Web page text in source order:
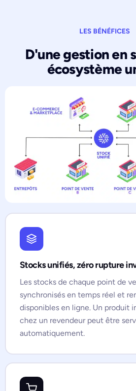
LES BÉNÉFICES
D'une gestion en
écosystème
Stocks unifiés, zéro rupture
Les stocks de chaque point de
synchronisés en temps réel et
disponibles en ligne. Un produit
chez un revendeur peut être
automatiquement.